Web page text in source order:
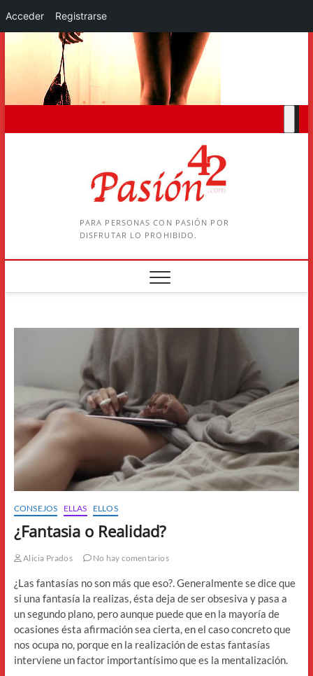
Acceder Registrarse
PARA PERSONAS CON PASIÓN POR
DISFRUTAR LO PROHIBIDO.
CONSEJOS ELLAS ELLOS
¿Fantasia o Realidad?
Alicia Prados No hay comentarios
¿Las fantasías no son más que eso?. Generalmente se dice que
si una fantasía la realizas, ésta deja de ser obsesiva y pasa a
un segundo plano, pero aunque puede que en la mayoría de
ocasiones ésta afirmación sea cierta, en el caso concreto que
nos ocupa no, porque en la realización de estas fantasías
interviene un factor importantísimo que es la mentalización.